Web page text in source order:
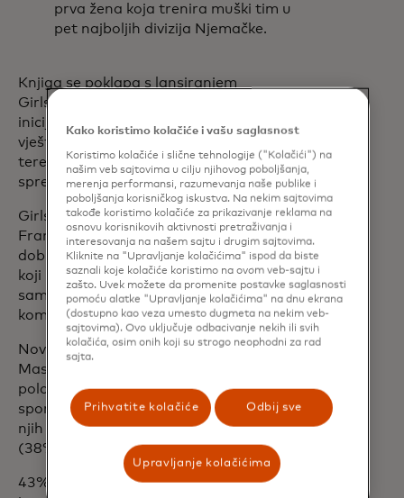
prva žena koja trenira muški tim u
pet najboljih divizija Njemačke.
Knjiga se poklapa s lansiranjem
Girls4Football, nove Mastercard
inicijative koja ima za cilj razvijanje
vještina kod mladih djevojaka, kako na
terenu tako i van njega, kako bi bile
spremne za uspjeh.
Girls4Football je pokrenut u UK,
Francuskoj, Italiji, Njemačkoj i Španiji s
dobrotvornim partnerom u svakoj zemlji
koji koristi radionice za razvoj
samopouzdanja, liderstva,
komunikacionih i finansijskih vještina.
Novo istraživanje koje je sprovela
Mastercard pokazalo je da manje od
polovine djevojaka koje gledaju ili se bave
sportom u UK smatraju da ima mjesta za
njih u profesionalnom sportskom svijetu
(38%).
43% djevojaka koje su učestvovale u
Kako koristimo kolačiće i vašu saglasnost
Koristimo kolačiće i slične tehnologije ("Kolačići") na
našim veb sajtovima u cilju njihovog poboljšanja,
merenja performansi, razumevanja naše publike i
poboljšanja korisničkog iskustva. Na nekim sajtovima
takođe koristimo kolačiće za prikazivanje reklama na
osnovu korisnikovih aktivnosti pretraživanja i
interesovanja na našem sajtu i drugim sajtovima.
Kliknite na "Upravljanje kolačićima" ispod da biste
saznali koje kolačiće koristimo na ovom veb-sajtu i
zašto. Uvek možete da promenite postavke saglasnosti
pomoću alatke "Upravljanje kolačićima" na dnu ekrana
(dostupno kao veza umesto dugmeta na nekim veb-
sajtovima). Ovo uključuje odbacivanje nekih ili svih
kolačića, osim onih koji su strogo neophodni za rad
sajta.
Prihvatite kolačiće Odbij sve
Upravljanje kolačićima